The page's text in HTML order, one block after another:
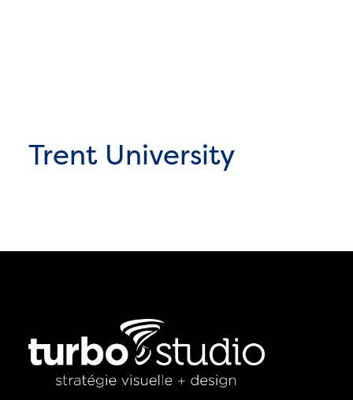
Trent University